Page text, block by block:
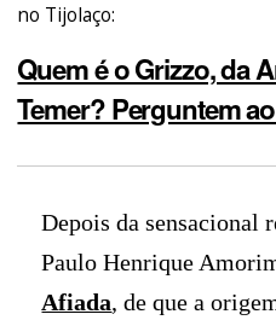
no Tijolaço:
Quem é o Grizzo, da
Temer? Perguntem
Depois da sensacional
Paulo Henrique
Afiada, de que a